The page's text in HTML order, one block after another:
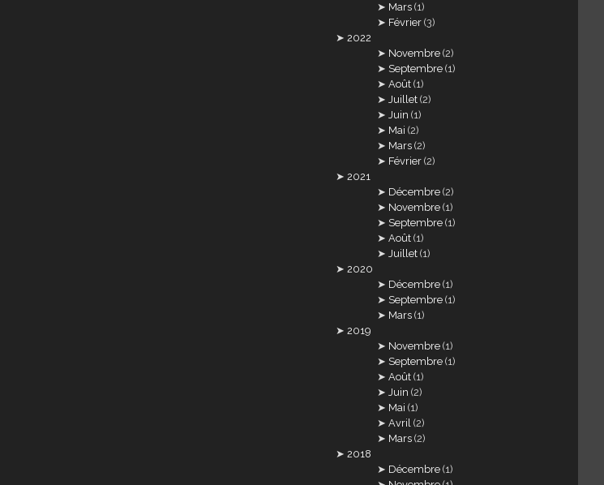
Mars (1)
Février (3)
2022
Novembre (2)
Septembre (1)
Août (1)
Juillet (2)
Juin (1)
Mai (2)
Mars (2)
Février (2)
2021
Décembre (2)
Novembre (1)
Septembre (1)
Août (1)
Juillet (1)
2020
Décembre (1)
Septembre (1)
Mars (1)
2019
Novembre (1)
Septembre (1)
Août (1)
Juin (2)
Mai (1)
Avril (2)
Mars (2)
2018
Décembre (1)